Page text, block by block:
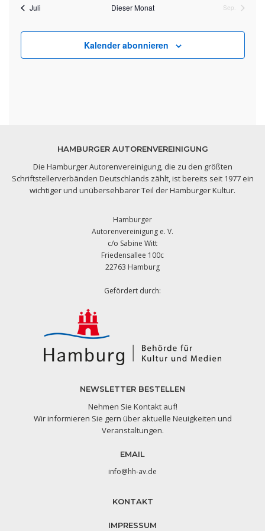
Juli Dieser Monat Sep.
Kalender abonnieren
HAMBURGER AUTORENVEREINIGUNG
Die Hamburger Autorenvereinigung, die zu den größten
Schriftstellerverbänden Deutschlands zählt, ist bereits seit 1977 ein
wichtiger und unübersehbarer Teil der Hamburger Kultur.
Hamburger
Autorenvereinigung e. V.
c/o Sabine Witt
Friedensallee 100c
22763 Hamburg
Gefördert durch:
NEWSLETTER BESTELLEN
Nehmen Sie Kontakt auf!
Wir informieren Sie gern über aktuelle Neuigkeiten und
Veranstaltungen.
EMAIL
info@hh-av.de
KONTAKT
IMPRESSUM